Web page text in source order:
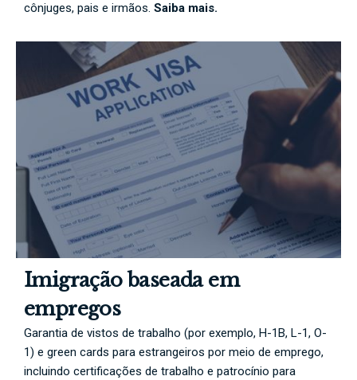
cônjuges, pais e irmãos. Saiba mais.
Imigração baseada em
empregos
Garantia de vistos de trabalho (por exemplo, H-1B, L-1, O-
1) e green cards para estrangeiros por meio de emprego,
incluindo certificações de trabalho e patrocínio para